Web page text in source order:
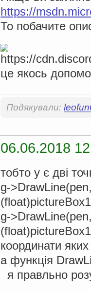
https://
То побачите
це якось
Подякували:
06.06.2018
тобто у є дві
g-
g-
координати
а функція
я правльно